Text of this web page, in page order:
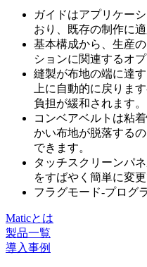
ガイドはアプリケー
おり、既存の制作に適
基本構成から、生産
ションに関連するオ
縫製が布地の端に達
上に自動的に戻りま
負担が緩和されます。
コンベアベルトは粘
かい布地が脱落する
できます。
タッチスクリーンパ
をすばやく簡単に変更
フラグモード-プログ
Maticとは
製品一覧
導入事例